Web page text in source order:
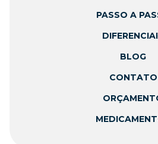
PASSO A
BLOG
CONTATO